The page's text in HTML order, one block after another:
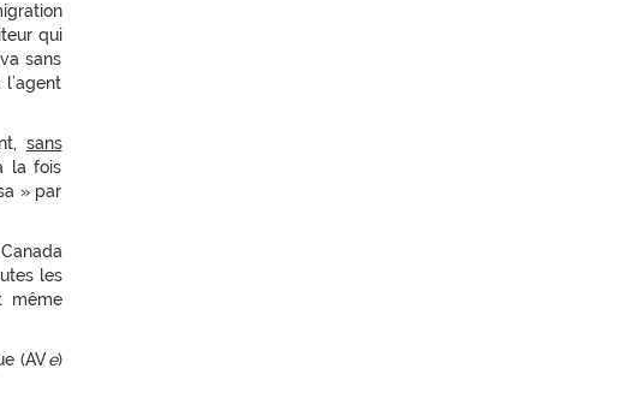
qui
sans
sans
la fois
» par
les
même
(AVe)